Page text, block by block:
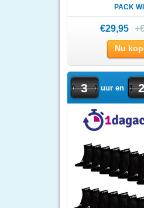
PACK
€29,95
Nu
3 uur en